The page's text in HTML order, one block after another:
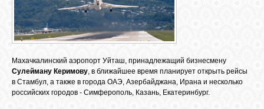
КУЛЬТУРА
ЛЕЗГИН
Махачкалинский аэропорт Уйташ, принадлежащий бизнесмену
Сулейману Керимову, в ближайшее время планирует открыть рейсы
в Стамбул, а также в города ОАЭ, Азербайджана, Ирана и несколько
российских городов - Симферополь, Казань, Екатеринбург.